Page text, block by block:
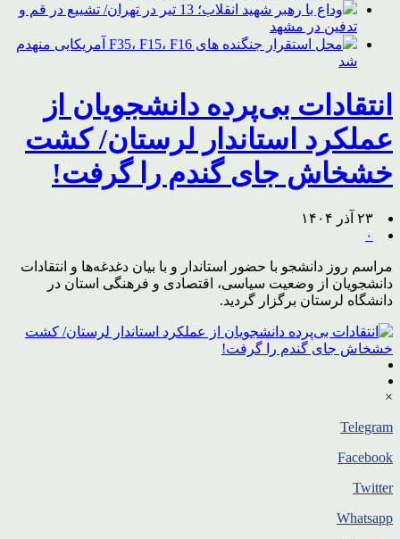
وداع با رهبر شهید انقلاب؛ 13 تیر در تهران/ تشییع در قم و
تدفین در مشهد
محل استقرار جنگنده های F35، F15، F16 آمریکایی منهدم
شد
انتقادات بی‌پرده دانشجویان از
عملکرد استاندار لرستان/ کشت
خشخاش جای گندم را گرفت!
۲۳ آذر ۱۴۰۴
۰
مراسم روز دانشجو با حضور استاندار و با بیان دغدغه‌ها و انتقادات
دانشجویان از وضعیت سیاسی، اقتصادی و فرهنگی استان در
دانشگاه لرستان برگزار گردید.
×
Telegram
Facebook
Twitter
Whatsapp